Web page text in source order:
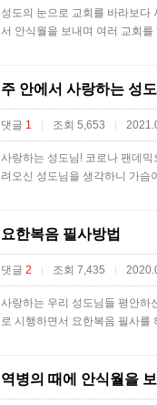
성도의 눈으로 교회를 바라보다
서 안식월을 보내며 여러 교회
주 안에서 사랑하는 성
댓글 1 | 조회 5,653 |
사랑하는 성도님! 코로나 팬데
려오신 성도님을 생각하니 가슴
요한복음 필사방법
댓글 2 | 조회 7,435 |
사랑하는 우리 성도님들 평안하
로 시행하면서 요한복음 필사를
역병의 때에 안식월을